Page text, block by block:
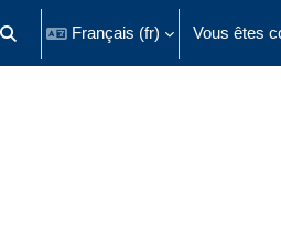
Activer/désactiver la saisie de
Français ‎(fr)‎ Vous êtes